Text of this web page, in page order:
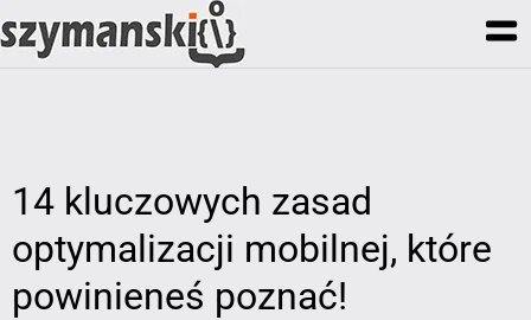
14 kluczowych zasad
optymalizacji mobilnej, które
powinieneś poznać!